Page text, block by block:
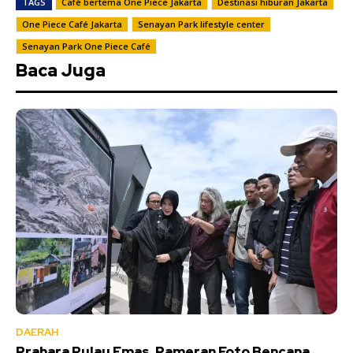
One Piece Café Jakarta
Senayan Park lifestyle center
Senayan Park One Piece Café
Baca Juga
DAERAH